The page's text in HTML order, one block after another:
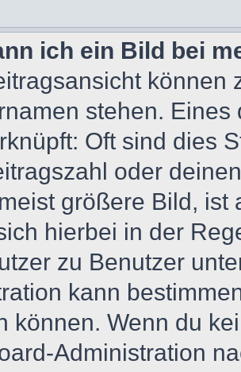
ich ein Bild bei
können
stehen.
Oft sind dies
oder
größere Bild, ist
hierbei in der
zu Benutzer
kann
können. Wenn du
Administration